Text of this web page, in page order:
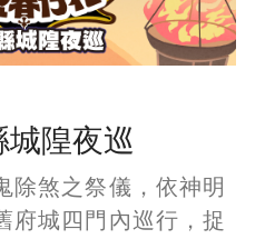
隍夜巡
除煞之祭儀，依神明
府城四門內巡行，捉